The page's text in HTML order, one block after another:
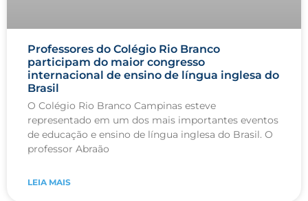
Professores do Colégio Rio Branco
participam do maior congresso
internacional de ensino de língua inglesa do
Brasil
O Colégio Rio Branco Campinas esteve
representado em um dos mais importantes eventos
de educação e ensino de língua inglesa do Brasil. O
professor Abraão
LEIA MAIS